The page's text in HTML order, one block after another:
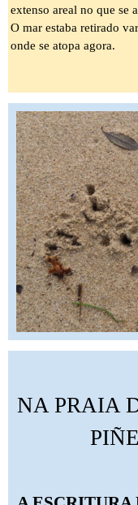
extenso areal no que se
O mar estaba retirado
onde se atopa agora.
NA PRAIA